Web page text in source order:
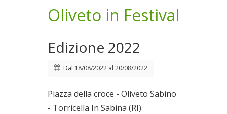
Oliveto in Festival
Edizione 2022
Dal 18/08/2022 al 20/08/2022
Piazza della croce - Oliveto Sabino
- Torricella In Sabina (RI)